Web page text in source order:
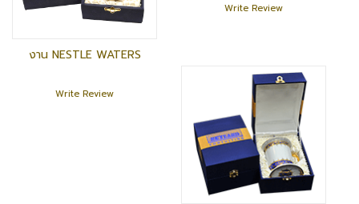
งาน NESTLE WATERS
Write Review
Write Review